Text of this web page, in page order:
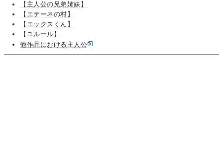
【主人公の兄弟姉妹】
【エテーネの村】
【エックスくん】
【ユルール】
他作品における主人公